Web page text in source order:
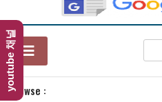
Browse :
youtube 채널